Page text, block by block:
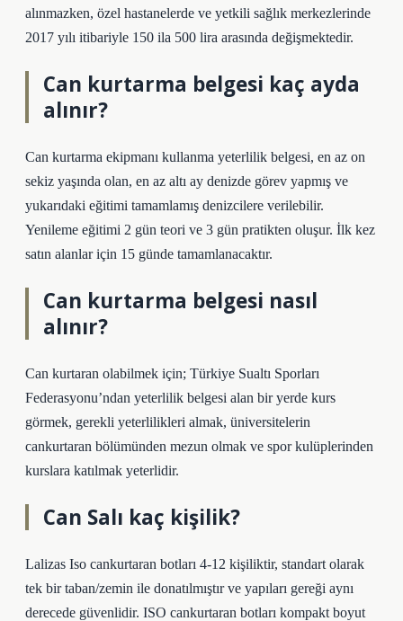
alınmazken, özel hastanelerde ve yetkili sağlık merkezlerinde
2017 yılı itibariyle 150 ila 500 lira arasında değişmektedir.
Can kurtarma belgesi kaç ayda
alınır?
Can kurtarma ekipmanı kullanma yeterlilik belgesi, en az on
sekiz yaşında olan, en az altı ay denizde görev yapmış ve
yukarıdaki eğitimi tamamlamış denizcilere verilebilir.
Yenileme eğitimi 2 gün teori ve 3 gün pratikten oluşur. İlk kez
satın alanlar için 15 günde tamamlanacaktır.
Can kurtarma belgesi nasıl
alınır?
Can kurtaran olabilmek için; Türkiye Sualtı Sporları
Federasyonu’ndan yeterlilik belgesi alan bir yerde kurs
görmek, gerekli yeterlilikleri almak, üniversitelerin
cankurtaran bölümünden mezun olmak ve spor kulüplerinden
kurslara katılmak yeterlidir.
Can Salı kaç kişilik?
Lalizas Iso cankurtaran botları 4-12 kişiliktir, standart olarak
tek bir taban/zemin ile donatılmıştır ve yapıları gereği aynı
derecede güvenlidir. ISO cankurtaran botları kompakt boyut